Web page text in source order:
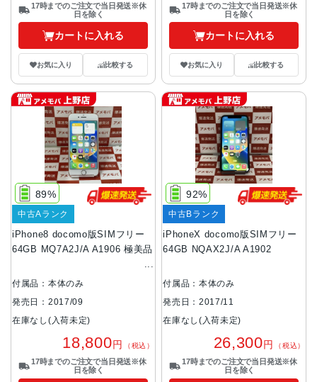
17時までのご注文で当日発送※休
日を除く
カートに入れる
お気に入り 比較する
17時までのご注文で当日発送※休
日を除く
カートに入れる
お気に入り 比較する
iPhone8 docomo版SIMフリー
64GB MQ7A2J/A A1906 極美品
89%
中古Aランク
付属品：本体のみ
発売日：2017/09
在庫なし(入荷未定)
18,800円 （税込）
17時までのご注文で当日発送※休
日を除く
iPhoneX docomo版SIMフリー
64GB NQAX2J/A A1902
92%
中古Bランク
付属品：本体のみ
発売日：2017/11
在庫なし(入荷未定)
26,300円 （税込）
17時までのご注文で当日発送※休
日を除く